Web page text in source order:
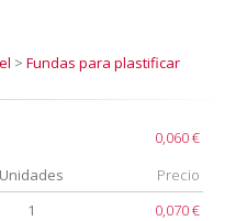
> Fundas para plastificar
0,060 €
Unidades
Precio
1
0,070 €